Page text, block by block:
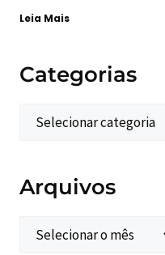
Leia Mais
Categorias
Arquivos